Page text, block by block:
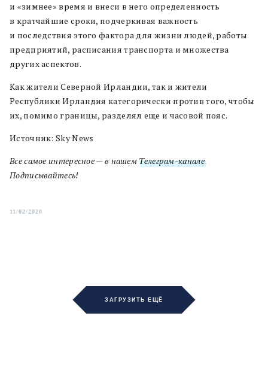
и «зимнее» время и внеси в него определенность
в кратчайшие сроки, подчеркивая важность
и последствия этого фактора для жизни людей, работы
предприятий, расписания транспорта и множества
других аспектов.
Как жители Северной Ирландии, так и жители
Республики Ирландия категорически против того, чтобы
их, помимо границы, разделял еще и часовой пояс.
Источник: Sky News
Все самое интересное — в нашем Телеграм-канале.
Подписывайтесь!
11/02/2020
ЗАГРУЗИТЬ ЕЩЁ